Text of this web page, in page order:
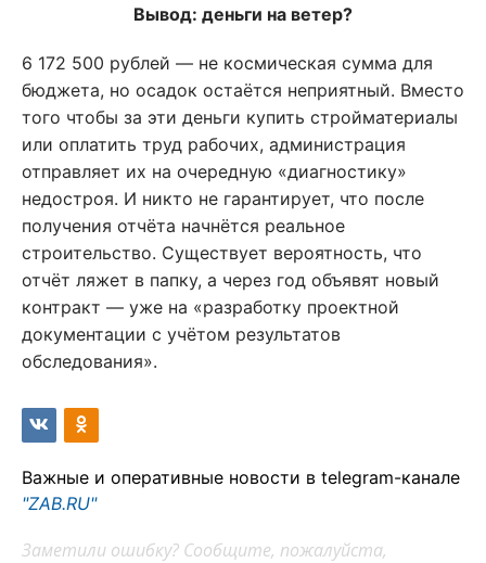
Вывод: деньги на ветер?
6 172 500 рублей — не космическая сумма для
бюджета, но осадок остаётся неприятный. Вместо
того чтобы за эти деньги купить стройматериалы
или оплатить труд рабочих, администрация
отправляет их на очередную «диагностику»
недостроя. И никто не гарантирует, что после
получения отчёта начнётся реальное
строительство. Существует вероятность, что
отчёт ляжет в папку, а через год объявят новый
контракт — уже на «разработку проектной
документации с учётом результатов
обследования».
Важные и оперативные новости в telegram-канале
"ZAB.RU"
Заметили ошибку? Сообщите, пожалуйста,